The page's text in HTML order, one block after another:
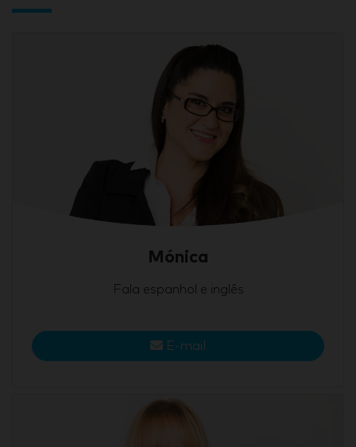
Mónica
Fala espanhol e inglês
E-mail